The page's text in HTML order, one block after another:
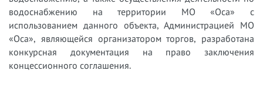
водоснабжению на территории МО «Оса» с
использованием данного объекта, Администрацией МО
«Оса», являющейся организатором торгов, разработана
конкурсная документация на право заключения
концессионного соглашения.